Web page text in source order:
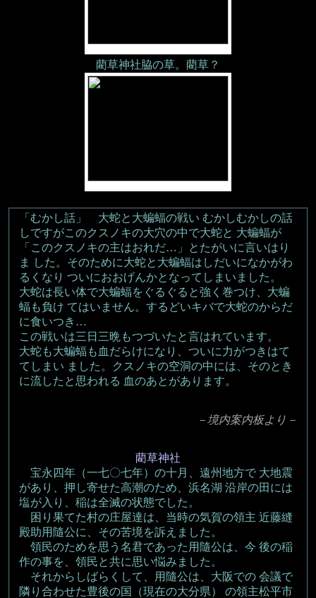
藺草神社脇の草。藺草？
「むかし話」 大蛇と大蝙蝠の戦い むかしむかしの話
しですがこのクスノキの大穴の中で大蛇と 大蝙蝠が
「このクスノキの主はおれだ…」とたがいに言いはり
ま した。そのために大蛇と大蝙蝠はしだいになかがわ
るくなり ついにおおげんかとなってしまいました。
大蛇は長い体で大蝙蝠をぐるぐると強く巻つけ、大蝙
蝠も負け てはいません。するどいキバで大蛇のからだ
に食いつき…
この戦いは三日三晩もつづいたと言はれています。
大蛇も大蝙蝠も血だらけになり、ついに力がつきはて
てしまい ました。クスノキの空洞の中には、そのとき
に流したと思われる 血のあとがあります。
－境内案内板より－
藺草神社
宝永四年（一七〇七年）の十月、遠州地方で 大地震
があり、押し寄せた高潮のため、浜名湖 沿岸の田には
塩が入り、稲は全滅の状態でした。
困り果てた村の庄屋達は、当時の気賀の領主 近藤縫
殿助用隨公に、その苦境を訴えました。
領民のためを思う名君であった用隨公は、今 後の稲
作の事を、領民と共に思い悩みました。
それからしばらくして、用隨公は、大阪での 会議で
隣り合わせた豊後の国（現在の大分県） の領主松平市